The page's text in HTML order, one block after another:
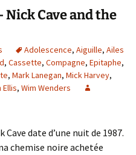
Nick Cave and the
Adolescence, Aiguille, Ailes
, Cassette, Compagne, Epitaphe,
, Mark Lanegan, Mick Harvey,
Ellis, Wim Wenders
date d’une nuit de 1987.
chemise noire achetée